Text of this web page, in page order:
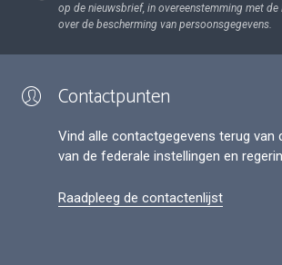
op de nieuwsbrief, in overeenstemming met de
over de bescherming van persoonsgegevens.
Contactpunten
Vind alle contactgegevens terug van
van de federale instellingen en
Raadpleeg de contactenlijst